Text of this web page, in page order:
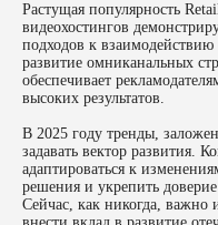
Растущая популярность
видеохостингов
подходов к
развитие омниканальных
обеспечивает
высоких результатов.
В 2025 году тренды,
задавать вектор развития.
адаптироваться к
решения и укрепить
Сейчас, как никогда, важно
SaaS White Label
Продукты